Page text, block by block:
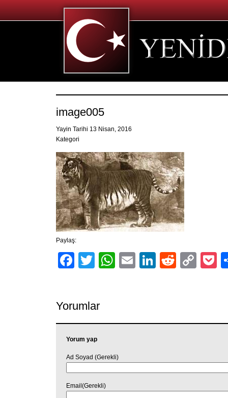
image005
Yayin Tarihi 13 Nisan, 2016
Kategori
Paylaş:
Facebook
TwitterWhatsApp
EmailLinkedIn
Reddit
Yorumlar
Yorum yap
Ad Soyad (Gerekli)
Email(Gerekli)